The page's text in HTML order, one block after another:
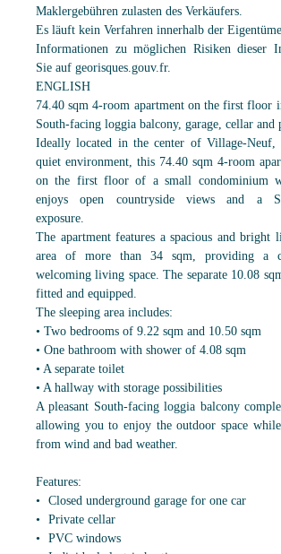
Maklergebühren zulasten des Verkäufers.
Es läuft kein Verfahren innerhalb der
Informationen zu möglichen Risiken dieser
Sie auf georisques.gouv.fr.
ENGLISH
74.40 sqm 4-room apartment on the first floor
South-facing loggia balcony, garage, cellar and
Ideally located in the center of Village-Neuf,
quiet environment, this 74.40 sqm 4-room
on the first floor of a small condominium
enjoys open countryside views and a
exposure.
The apartment features a spacious and bright
area of more than 34 sqm, providing a
welcoming living space. The separate 10.08
fitted and equipped.
The sleeping area includes:
• Two bedrooms of 9.22 sqm and 10.50 sqm
• One bathroom with shower of 4.08 sqm
• A separate toilet
• A hallway with storage possibilities
A pleasant South-facing loggia balcony
allowing you to enjoy the outdoor space
from wind and bad weather.
Features:
Closed underground garage for one car
Private cellar
PVC windows